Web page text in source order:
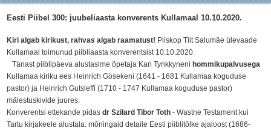
Eesti Piibel 300: juubeliaasta konverents Kullamaal 10.10.2020.
Kiri algab kirikust, rahvas algab raamatust! Piiskop Tiit Salumäe ülevaade
Kullamaal toimunud piibliaasta konverentsist 10.10.2020.
Tänast piiblipäeva alustasime õpetaja Kari Tynkkyneni hommikupalvusega
Kullamaa kiriku ees Heinrich Gösekeni (1641 - 1681 Kullamaa koguduse
pastor) ja Heinrich Gutsleffi (1710 - 1747 Kullamaa koguduse pastor)
mälestuskivide juures.
Konverentsi ettekande pidas dr Szilard Tibor Toth - Wastne Testament kui
Tartu kirjakeele alustala: mõningaid detaile Eesti piiblitõlke ajaloost (1686-